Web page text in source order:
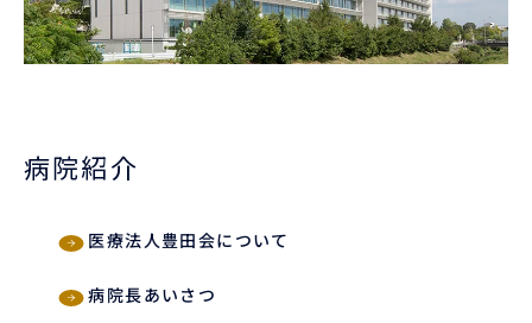
病院紹介
医療法人豊田会について
病院長あいさつ